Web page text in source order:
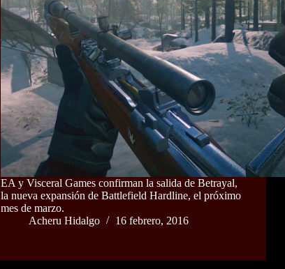
EA y Visceral Games confirman la salida de Betrayal,
la nueva expansión de Battlefield Hardline, el próximo
mes de marzo.
Acheru Hidalgo
16 febrero, 2016